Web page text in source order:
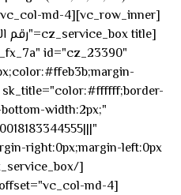
id="cz_23390"
sk_title="color:#ffffff;border-
width:2px;"
right:0px;margin-left:0px;"]